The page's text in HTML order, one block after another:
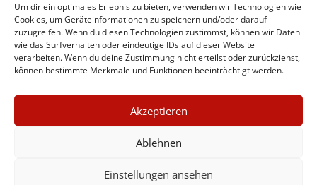
Um dir ein optimales Erlebnis zu bieten, verwenden wir Technologien wie
Cookies, um Geräteinformationen zu speichern und/oder darauf
zuzugreifen. Wenn du diesen Technologien zustimmst, können wir Daten
wie das Surfverhalten oder eindeutige IDs auf dieser Website
verarbeiten. Wenn du deine Zustimmung nicht erteilst oder zurückziehst,
können bestimmte Merkmale und Funktionen beeinträchtigt werden.
Akzeptieren
Ablehnen
Einstellungen ansehen
Mehr
© Copyright Hintergrund.de, 2015 - 2026
Zum Newsletter jetzt kostenlos
anmelden
erscheint ca. alle 4 Wochen
×